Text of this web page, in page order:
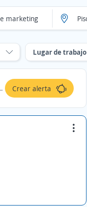
Lugar de trabajo
Crear alerta